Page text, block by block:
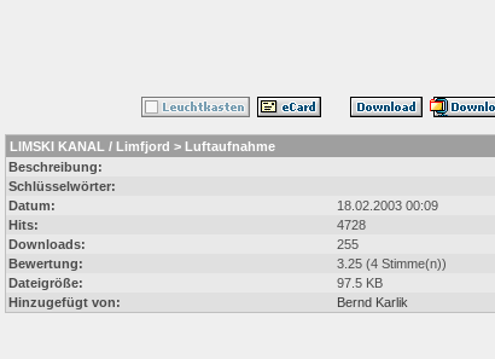
LIMSKI KANAL / Limfjord > Luftaufnahme
Beschreibung:
Schlüsselwörter:
Datum:
18.02.2003 00:09
Hits:
4728
Downloads:
255
Bewertung:
3.25 (4 Stimme(n))
Dateigröße:
97.5 KB
Hinzugefügt von:
Bernd Karlik